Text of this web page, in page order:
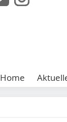
Home